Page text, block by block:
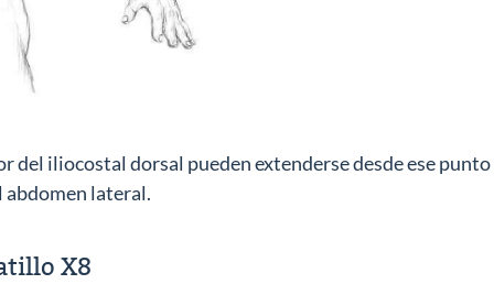
iliocostal dorsal pueden extenderse desde ese punto
abdomen lateral.
X8